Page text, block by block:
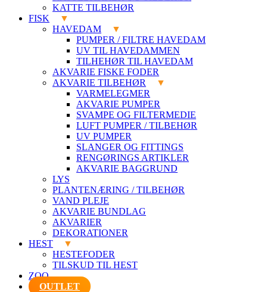
KATTE TILBEHØR
FISK
HAVEDAM
PUMPER / FILTRE HAVEDAM
UV TIL HAVEDAMMEN
TILHEHØR TIL HAVEDAM
AKVARIE FISKE FODER
AKVARIE TILBEHØR
VARMELEGMER
AKVARIE PUMPER
SVAMPE OG FILTERMEDIE
LUFT PUMPER / TILBEHØR
UV PUMPER
SLANGER OG FITTINGS
RENGØRINGS ARTIKLER
AKVARIE BAGGRUND
LYS
PLANTENÆRING / TILBEHØR
VAND PLEJE
AKVARIE BUNDLAG
AKVARIER
DEKORATIONER
HEST
HESTEFODER
TILSKUD TIL HEST
ZOO
OUTLET